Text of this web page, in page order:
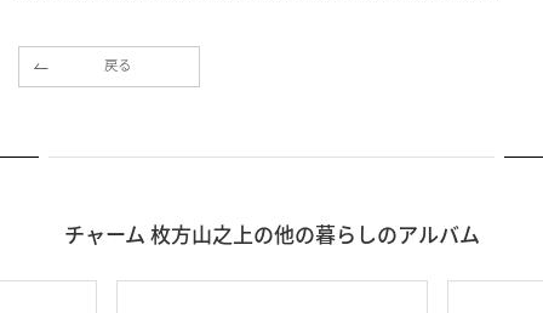
戻る
チャーム 枚方山之上の他の暮らしのアルバム